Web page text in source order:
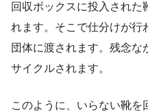
回収ボックスに投入された
れます。そこで仕分けが行
団体に渡されます。残念な
サイクルされます。
このように、いらない靴を